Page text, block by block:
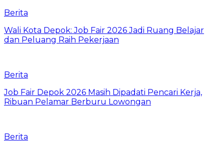
Berita
Wali Kota Depok: Job Fair 2026 Jadi Ruang Belajar
dan Peluang Raih Pekerjaan
Berita
Job Fair Depok 2026 Masih Dipadati Pencari Kerja,
Ribuan Pelamar Berburu Lowongan
Berita